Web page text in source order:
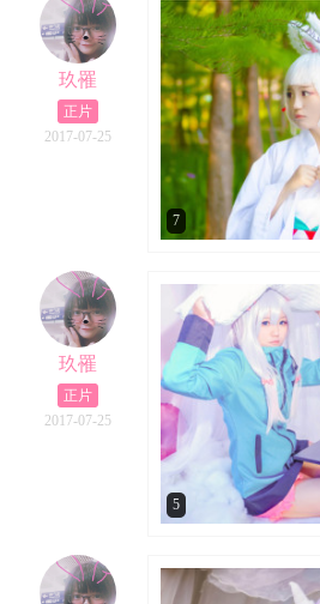
玖罹
正片
2017-07-25
7
玖罹
正片
2017-07-25
5